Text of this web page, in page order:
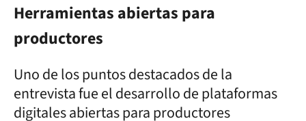
Herramientas abiertas para
productores
Uno de los puntos destacados de la
entrevista fue el desarrollo de plataformas
digitales abiertas para productores